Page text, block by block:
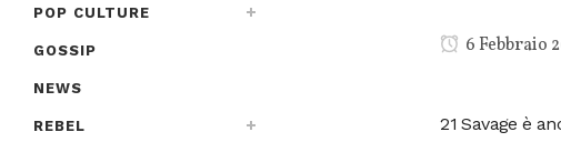
POP CULTURE
GOSSIP
NEWS
REBEL
6 Febbraio
21 Savage è